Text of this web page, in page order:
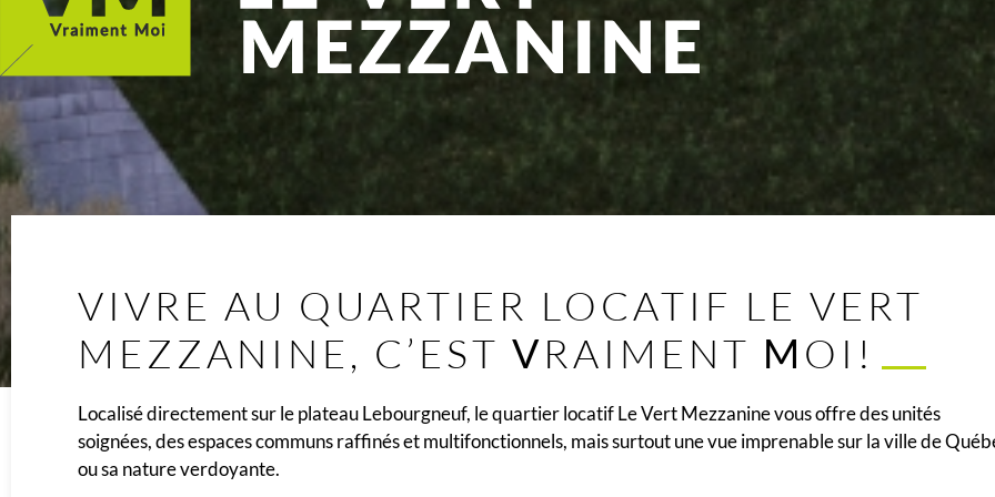
VIVRE AU QUARTIER LOCATIF LE VERT
MEZZANINE, C’EST VRAIMENT M OI!
Localisé directement sur le plateau Lebourgneuf, le quartier locatif Le Vert Mezzanine vous offre des unités
soignées, des espaces communs raffinés et multifonctionnels, mais surtout une vue imprenable sur la ville de
ou sa nature verdoyante.